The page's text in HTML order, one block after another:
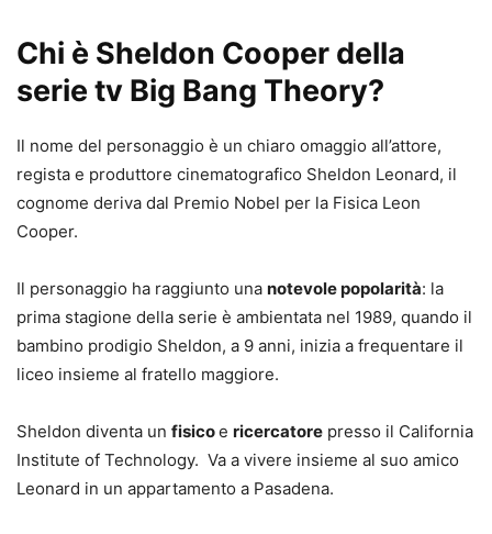
Chi è Sheldon Cooper della
serie tv Big Bang Theory?
Il nome del personaggio è un chiaro omaggio all’attore,
regista e produttore cinematografico Sheldon Leonard, il
cognome deriva dal Premio Nobel per la Fisica Leon
Cooper.
Il personaggio ha raggiunto una notevole popolarità: la
prima stagione della serie è ambientata nel 1989, quando il
bambino prodigio Sheldon, a 9 anni, inizia a frequentare il
liceo insieme al fratello maggiore.
Sheldon diventa un fisicoe ricercatore presso il California
Institute of Technology. Va a vivere insieme al suo amico
Leonard in un appartamento a Pasadena.